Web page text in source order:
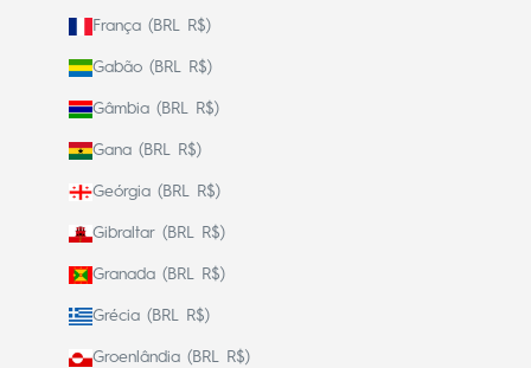
França (BRL R$)
Gabão (BRL R$)
Gâmbia (BRL R$)
Gana (BRL R$)
Geórgia (BRL R$)
Gibraltar (BRL R$)
Granada (BRL R$)
Grécia (BRL R$)
Groenlândia (BRL R$)